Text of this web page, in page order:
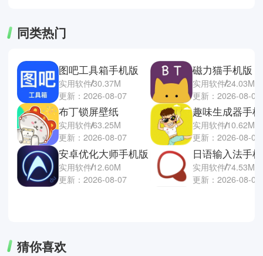
同类热门
图吧工具箱手机版
实用软件30.37M
更新：2026-08-07
布丁锁屏壁纸
实用软件63.25M
更新：2026-08-07
安卓优化大师手机版
实用软件12.60M
更新：2026-08-07
磁力猫手机版
实用软件24.03M
更新：2026-08-07
趣味生成器手
实用软件10.62M
更新：2026-08-07
日语输入法手
实用软件74.53M
更新：2026-08-06
猜你喜欢